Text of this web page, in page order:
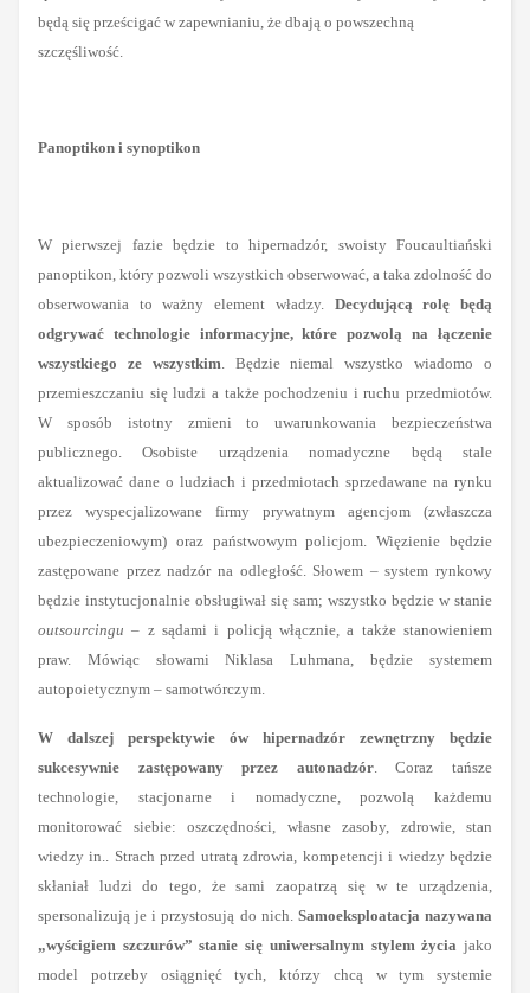
będą się prześcigać w zapewnianiu, że dbają o powszechną
szczęśliwość.
Panoptikon i synoptikon
W pierwszej fazie będzie to hipernadzór, swoisty Foucaultiański
panoptikon, który pozwoli wszystkich obserwować, a taka zdolność do
obserwowania to ważny element władzy. Decydującą rolę będą
odgrywać technologie informacyjne, które pozwolą na łączenie
wszystkiego ze wszystkim . Będzie niemal wszystko wiadomo o
przemieszczaniu się ludzi a także pochodzeniu i ruchu przedmiotów.
W sposób istotny zmieni to uwarunkowania bezpieczeństwa
publicznego. Osobiste urządzenia nomadyczne będą stale
aktualizować dane o ludziach i przedmiotach sprzedawane na rynku
przez wyspecjalizowane firmy prywatnym agencjom (zwłaszcza
ubezpieczeniowym) oraz państwowym policjom. Więzienie będzie
zastępowane przez nadzór na odległość. Słowem – system rynkowy
będzie instytucjonalnie obsługiwał się sam; wszystko będzie w stanie
outsourcingu – z sądami i policją włącznie, a także stanowieniem
praw. Mówiąc słowami Niklasa Luhmana, będzie systemem
autopoietycznym – samotwórczym.
W dalszej perspektywie ów hipernadzór zewnętrzny będzie
sukcesywnie zastępowany przez autonadzór. Coraz tańsze
technologie, stacjonarne i nomadyczne, pozwolą każdemu
monitorować siebie: oszczędności, własne zasoby, zdrowie, stan
wiedzy in.. Strach przed utratą zdrowia, kompetencji i wiedzy będzie
skłaniał ludzi do tego, że sami zaopatrzą się w te urządzenia,
spersonalizują je i przystosują do nich. Samoeksploatacja nazywana
„wyścigiem szczurów” stanie się uniwersalnym stylem życia jako
model potrzeby osiągnięć tych, którzy chcą w tym systemie